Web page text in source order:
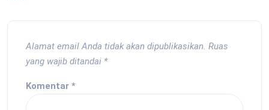
Alamat email Anda tidak akan dipublikasikan. Ruas
yang wajib ditandai *
Komentar *